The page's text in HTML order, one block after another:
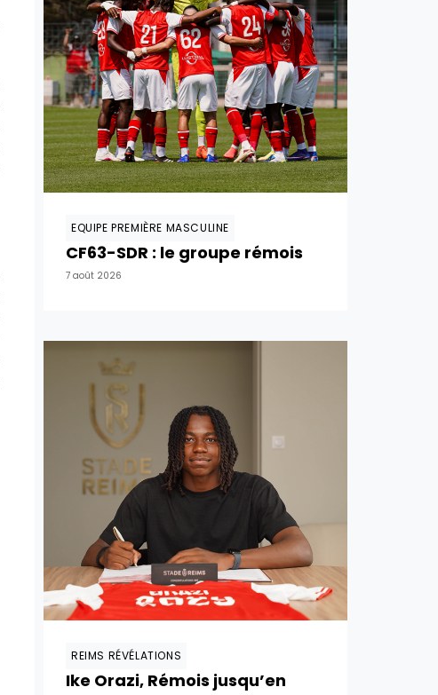
EQUIPE PREMIÈRE MASCULINE
CF63-SDR : le groupe rémois
7 août 2026
REIMS RÉVÉLATIONS
Ike Orazi, Rémois jusqu’en